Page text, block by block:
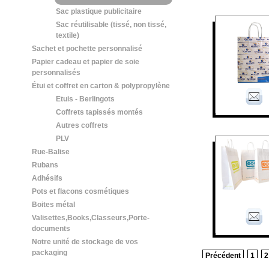
Sac plastique publicitaire
Sac réutilisable (tissé, non tissé,
textile)
Sachet et pochette personnalisé
Papier cadeau et papier de soie
personnalisés
Étui et coffret en carton & polypropylène
Etuis - Berlingots
Coffrets tapissés montés
Autres coffrets
PLV
Rue-Balise
Rubans
Adhésifs
Pots et flacons cosmétiques
Boites métal
Valisettes,Books,Classeurs,Porte-
documents
Notre unité de stockage de vos
packaging
Précédent 1 2